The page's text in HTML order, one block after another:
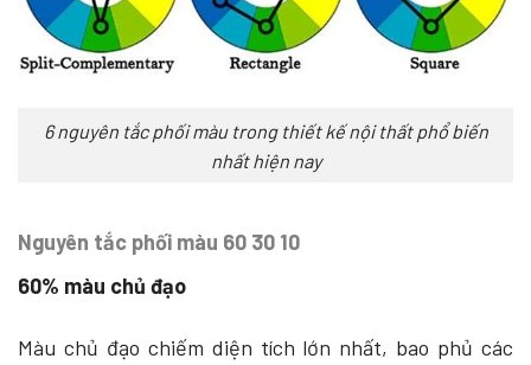
6 nguyên tắc phối màu trong thiết kế nội thất phổ biến
nhất hiện nay
Nguyên tắc phối màu 60 30 10
60% màu chủ đạo
Màu chủ đạo chiếm diện tích lớn nhất, bao phủ các